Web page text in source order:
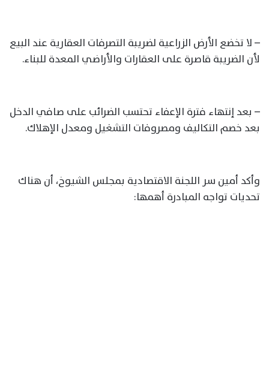
– لا تخضع الأرض الزراعية لضريبة التصرفات العقارية عند البيع
لأن الضريبة قاصرة على العقارات والأراضي المعدة للبناء.
– بعد إنتهاء فترة الإعفاء تحتسب الضرائب على صافي الدخل
بعد خصم التكاليف ومصروفات التشغيل ومعدل الإهلاك.
وأكد أمين سر اللجنة الاقتصادية بمجلس الشيوخ، أن هناك
تحديات تواجه المبادرة أهمها: